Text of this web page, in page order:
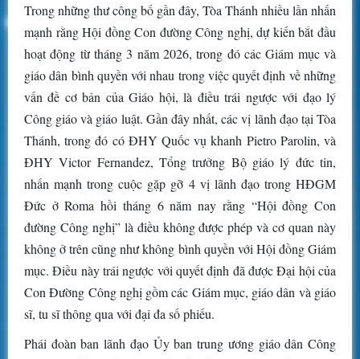
Trong những thư công bố gần đây, Tòa Thánh nhiều lần nhấn
mạnh rằng Hội đồng Con đường Công nghị, dự kiến bắt đầu
hoạt động từ tháng 3 năm 2026, trong đó các Giám mục và
giáo dân bình quyền với nhau trong việc quyết định về những
vấn đề cơ bản của Giáo hội, là điều trái ngược với đạo lý
Công giáo và giáo luật. Gần đây nhất, các vị lãnh đạo tại Tòa
Thánh, trong đó có ĐHY Quốc vụ khanh Pietro Parolin, và
ĐHY Victor Fernandez, Tổng trưởng Bộ giáo lý đức tin,
nhấn mạnh trong cuộc gặp gỡ 4 vị lãnh đạo trong HĐGM
Đức ở Roma hồi tháng 6 năm nay rằng “Hội đồng Con
đường Công nghị” là điều không được phép và cơ quan này
không ở trên cũng như không bình quyền với Hội đồng Giám
mục. Điều này trái ngược với quyết định đã được Đại hội của
Con Đường Công nghị gồm các Giám mục, giáo dân và giáo
sĩ, tu sĩ thông qua với đại đa số phiếu.
Phái đoàn ban lãnh đạo Ủy ban trung ương giáo dân Công